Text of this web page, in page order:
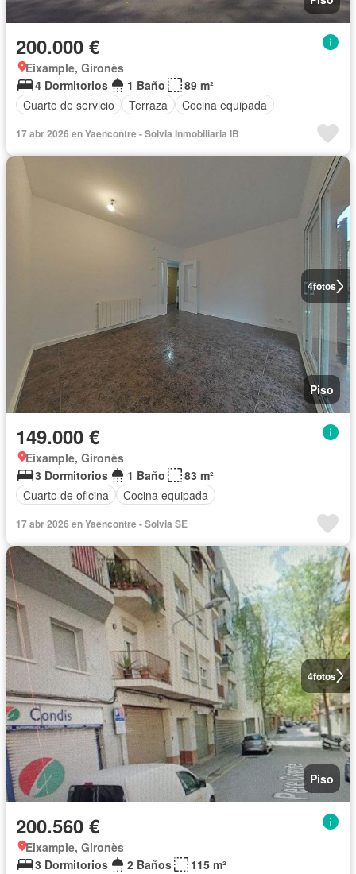
200.000 €
Eixample, Gironès
4 Dormitorios
1 Baño
89 m²
Cuarto de servicio
Terraza Cocina equipada
17 abr 2026 en Yaencontre - Solvia Inmobiliaria IB
4fotos
Piso
149.000 €
Eixample, Gironès
3 Dormitorios
1 Baño
83 m²
Cuarto de oficina
Cocina equipada
17 abr 2026 en Yaencontre - Solvia SE
4fotos
Piso
200.560 €
Eixample, Gironès
3 Dormitorios
2 Baños 115 m²